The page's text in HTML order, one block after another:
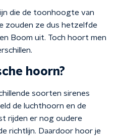
die de toonhoogte van
zouden ze dus hetzelfde
Boom uit. Toch hoort men
hoorn?
soorten sirenes
de luchthoorn en de
rijden er nog oudere
richtlijn. Daardoor hoor je